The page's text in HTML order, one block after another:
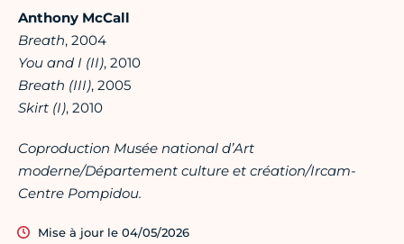
Anthony McCall
Breath, 2004
You and I (II), 2010
Breath (III), 2005
Skirt (I), 2010
Coproduction Musée national d’Art
moderne/Département culture et création/Ircam-
Centre Pompidou.
Mise à jour le 04/05/2026